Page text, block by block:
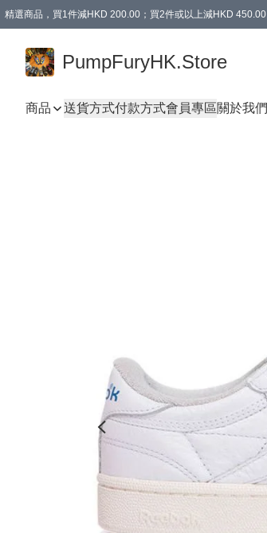
精選商品，買1件減HKD 200.00；買2件或以上減HKD 450.00
PumpFuryHK.Store
商品 送貨方式付款方式會員專區關於我們